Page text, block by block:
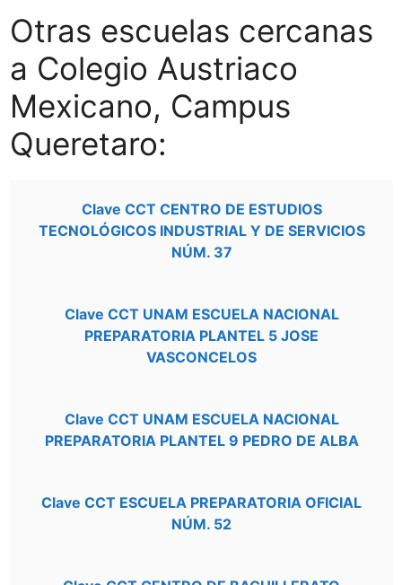
Otras escuelas cercanas
a Colegio Austriaco
Mexicano, Campus
Queretaro:
Clave CCT CENTRO DE ESTUDIOS
TECNOLÓGICOS INDUSTRIAL Y DE SERVICIOS
NÚM. 37
Clave CCT UNAM ESCUELA NACIONAL
PREPARATORIA PLANTEL 5 JOSE
VASCONCELOS
Clave CCT UNAM ESCUELA NACIONAL
PREPARATORIA PLANTEL 9 PEDRO DE ALBA
Clave CCT ESCUELA PREPARATORIA OFICIAL
NÚM. 52